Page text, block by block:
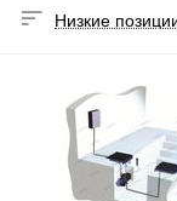
Низкие